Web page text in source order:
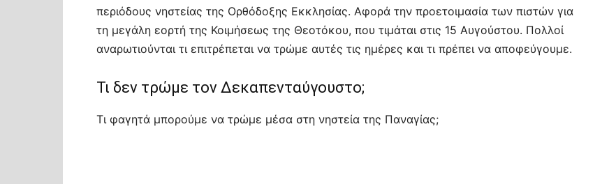
περιόδους νηστείας της Ορθόδοξης Εκκλησίας. Αφορά την προετοιμασία των πιστών για
τη μεγάλη εορτή της Κοιμήσεως της Θεοτόκου, που τιμάται στις 15 Αυγούστου. Πολλοί
αναρωτιούνται τι επιτρέπεται να τρώμε αυτές τις ημέρες και τι πρέπει να αποφεύγουμε.
Τι δεν τρώμε τον Δεκαπενταύγουστο;
Τι φαγητά μπορούμε να τρώμε μέσα στη νηστεία της Παναγίας;